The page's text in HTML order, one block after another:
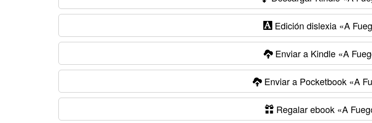
Edición dislexia«A
Enviar a Kindle «A
Enviar a Pocketbook «A
Regalar ebook «A